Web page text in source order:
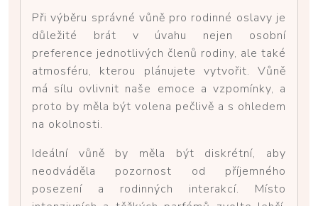
Při výběru správné vůně pro rodinné oslavy je
důležité brát v úvahu nejen osobní
preference jednotlivých členů rodiny, ale také
atmosféru, kterou plánujete vytvořit. Vůně
má sílu ovlivnit naše emoce a vzpomínky, a
proto by měla být volena pečlivě a s ohledem
na okolnosti.
Ideální vůně by měla být diskrétní, aby
neodváděla pozornost od příjemného
posezení a rodinných interakcí. Místo